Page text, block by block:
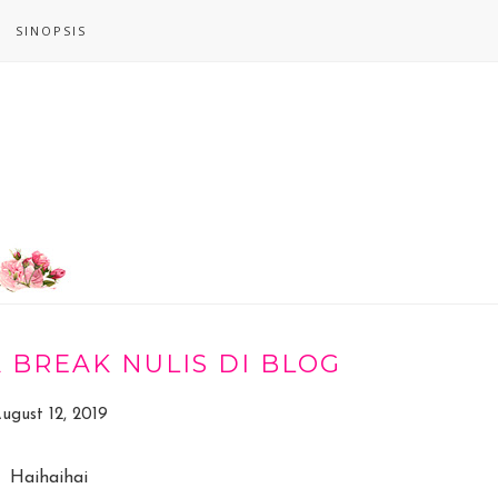
SINOPSIS
NULIS DI BLOG
12, 2019
Haihaihai